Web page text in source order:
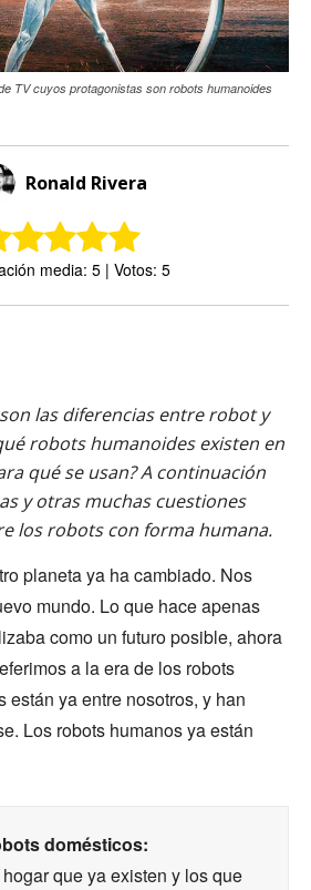
TV cuyos protagonistas son robots humanoides
Ronald Rivera
media: 5 | Votos: 5
las diferencias entre robot y
robots humanoides existen en
qué se usan? A continuación
y otras muchas cuestiones
los robots con forma humana.
planeta ya ha cambiado. Nos
mundo. Lo que hace apenas
como un futuro posible, ahora
a la era de los robots
están ya entre nosotros, y han
Los robots humanos ya están
domésticos:
que ya existen y los que